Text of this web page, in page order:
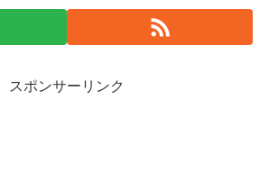
スポンサーリンク